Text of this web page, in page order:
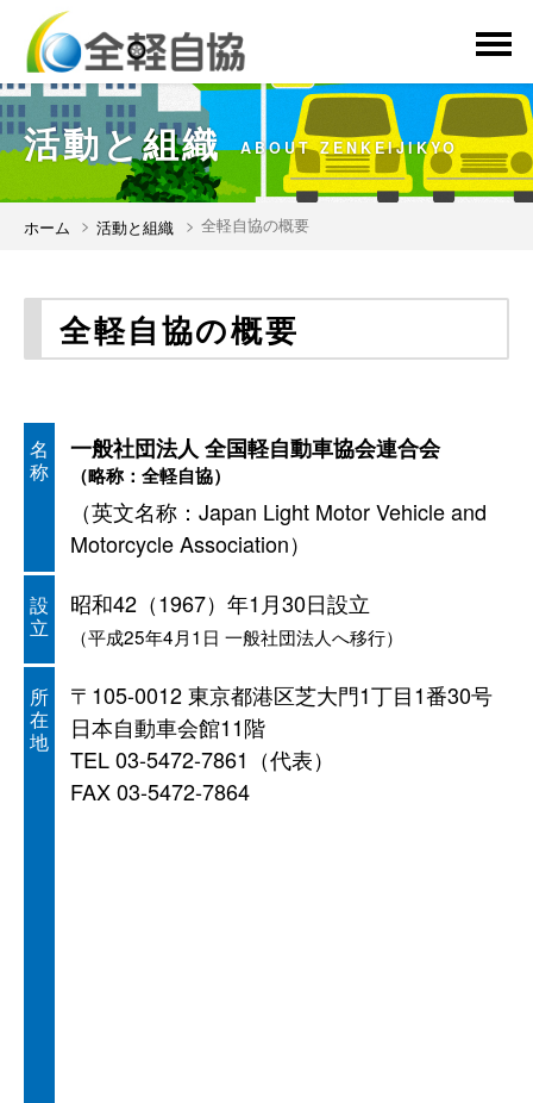
活動と組織 ABOUT ZENKEIJIKYO
ホーム 活動と組織 全軽自協の概要
全軽自協の概要
名
称
一般社団法人 全国軽自動車協会連合会
（略称：全軽自協）
（英文名称：Japan Light Motor Vehicle and
Motorcycle Association）
設
立
昭和42（1967）年1月30日設立
（平成25年4月1日 一般社団法人へ移行）
所
在
地
〒105-0012 東京都港区芝大門1丁目1番30号
日本自動車会館11階
TEL 03-5472-7861（代表）
FAX 03-5472-7864